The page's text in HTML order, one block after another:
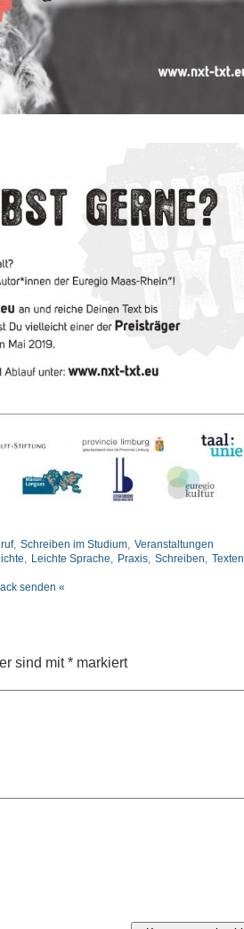
, Schreiben im Studium, Veranstaltungen
, Leichte Sprache, Praxis, Schreiben, Texten
senden «
sind mit* markiert